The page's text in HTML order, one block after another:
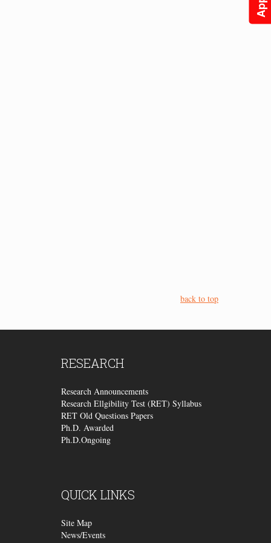
back to top
RESEARCH
Research Announcements
Research Ellgibility Test (RET) Syllabus
RET Old Questions Papers
Ph.D. Awarded
Ph.D.Ongoing
QUICK LINKS
Site Map
News/Events